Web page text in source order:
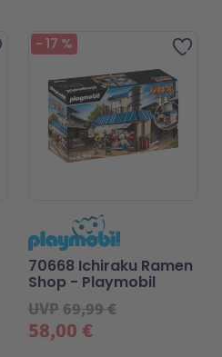
Zur Wunschliste hinzufügen Zur
- 17 %
58,00 €
UVP69,99 €
70668 Ichiraku Ramen
Shop - Playmobil